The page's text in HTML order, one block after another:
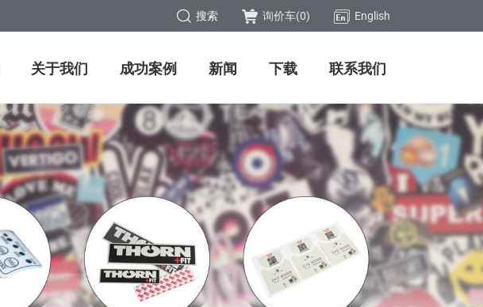
English
询价车(0)
搜索
关于我们 成功案例 新闻 下载 联系我们